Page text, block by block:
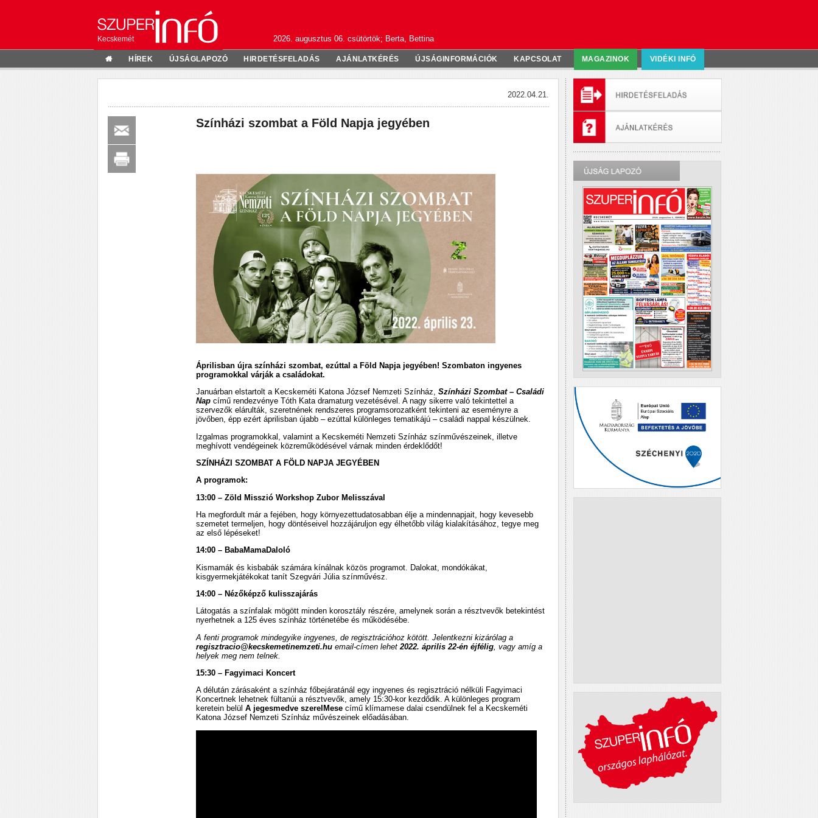
Kecskemét 2026. augusztus 06. csütörtök; Berta, Bettina
HÍREK ÚJSÁGLAPOZÓ HIRDETÉSFELADÁS AJÁNLATKÉRÉS ÚJSÁGINFORMÁCIÓK KAPCSOLAT MAGAZINOK VIDÉKI INFÓ
2022.04.21.
Színházi szombat a Föld Napja jegyében
Áprilisban újra színházi szombat, ezúttal a Föld Napja jegyében! Szombaton ingyenes
programokkal várják a családokat.
Januárban elstartolt a Kecskeméti Katona József Nemzeti Színház, Színházi Szombat – Családi
Napcímű rendezvénye Tóth Kata dramaturg vezetésével. A nagy sikerre való tekintettel a
szervezők elárulták, szeretnének rendszeres programsorozatként tekinteni az eseményre a
jövőben, épp ezért áprilisban újabb – ezúttal különleges tematikájú – családi nappal készülnek.
Izgalmas programokkal, valamint a Kecskeméti Nemzeti Színház színművészeinek, illetve
meghívott vendégeinek közreműködésével várnak minden érdeklődőt!
SZÍNHÁZI SZOMBAT A FÖLD NAPJA JEGYÉBEN
A programok:
13:00 – Zöld Misszió Workshop Zubor Melisszával
Ha megfordult már a fejében, hogy környezettudatosabban élje a mindennapjait, hogy kevesebb
szemetet termeljen, hogy döntéseivel hozzájáruljon egy élhetőbb világ kialakításához, tegye meg
az első lépéseket!
14:00 – BabaMamaDaloló
Kismamák és kisbabák számára kínálnak közös programot. Dalokat, mondókákat,
kisgyermekjátékokat tanít Szegvári Júlia színművész.
14:00 – Nézőképző kulisszajárás
Látogatás a színfalak mögött minden korosztály részére, amelynek során a résztvevők betekintést
nyerhetnek a 125 éves színház történetébe és működésébe.
A fenti programok mindegyike ingyenes, de regisztrációhoz kötött. Jelentkezni kizárólag a
regisztracio@kecskemetinemzeti.huemail-címen lehet 2022. április 22-én éjfélig, vagy amíg a
helyek meg nem telnek.
15:30 – Fagyimaci Koncert
A délután zárásaként a színház főbejáratánál egy ingyenes és regisztráció nélküli Fagyimaci
Koncertnek lehetnek fültanúi a résztvevők, amely 15:30-kor kezdődik. A különleges program
keretein belül A jegesmedve szerelMesecímű klímamese dalai csendülnek fel a Kecskeméti
Katona József Nemzeti Színház művészeinek előadásában.